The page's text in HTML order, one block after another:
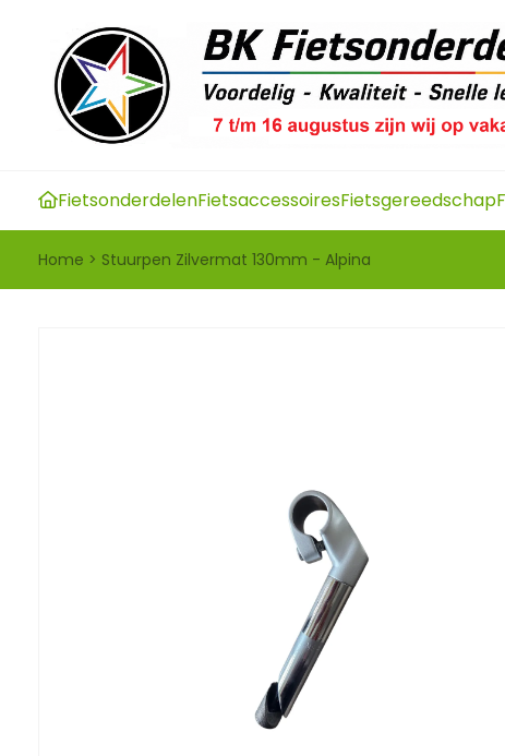
FietsonderdelenFietsaccessoiresFietsgereedschap
Home > Stuurpen Zilvermat 130mm - Alpina